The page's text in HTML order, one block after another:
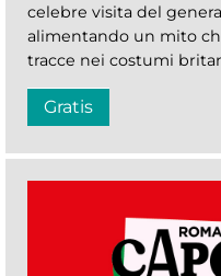
celebre visita del
alimentando un mito
tracce nei costumi
Gratis